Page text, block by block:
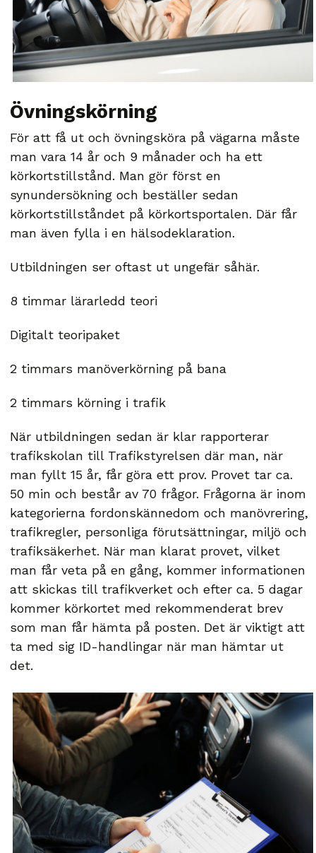
Övningskörning
För att få ut och övningsköra på vägarna måste
man vara 14 år och 9 månader och ha ett
körkortstillstånd. Man gör först en
synundersökning och beställer sedan
körkortstillståndet på körkortsportalen. Där får
man även fylla i en hälsodeklaration.
Utbildningen ser oftast ut ungefär såhär.
8 timmar lärarledd teori
Digitalt teoripaket
2 timmars manöverkörning på bana
2 timmars körning i trafik
När utbildningen sedan är klar rapporterar
trafikskolan till Trafikstyrelsen där man, när
man fyllt 15 år, får göra ett prov. Provet tar ca.
50 min och består av 70 frågor. Frågorna är inom
kategorierna fordonskännedom och manövrering,
trafikregler, personliga förutsättningar, miljö och
trafiksäkerhet. När man klarat provet, vilket
man får veta på en gång, kommer informationen
att skickas till trafikverket och efter ca. 5 dagar
kommer körkortet med rekommenderat brev
som man får hämta på posten. Det är viktigt att
ta med sig ID-handlingar när man hämtar ut
det.